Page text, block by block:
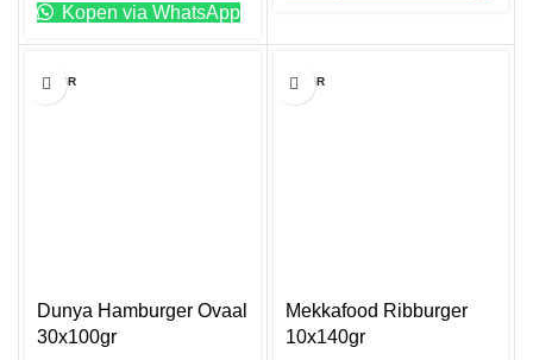
Kopen via WhatsApp
100GR
Dunya Hamburger Ovaal
30x100gr
140GR
Mekkafood Ribburger
10x140gr